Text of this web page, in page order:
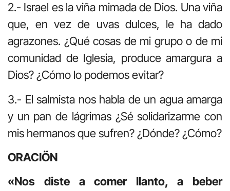
2.- Israel es la viña mimada de Dios. Una viña
que, en vez de uvas dulces, le ha dado
agrazones. ¿Qué cosas de mi grupo o de mi
comunidad de Iglesia, produce amargura a
Dios? ¿Cómo lo podemos evitar?
3.- El salmista nos habla de un agua amarga
y un pan de lágrimas ¿Sé solidarizarme con
mis hermanos que sufren? ¿Dónde? ¿Cómo?
ORACIÖN
«Nos diste a comer llanto, a beber